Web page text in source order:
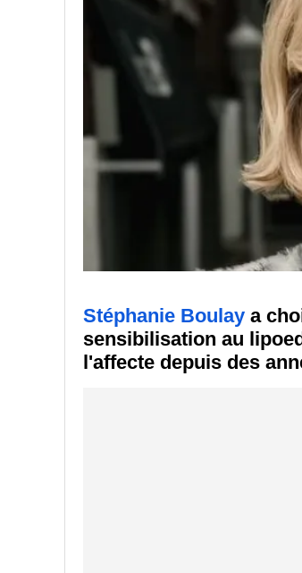
Stéphanie Boulay a
sensibilisation au
l'affecte depuis des